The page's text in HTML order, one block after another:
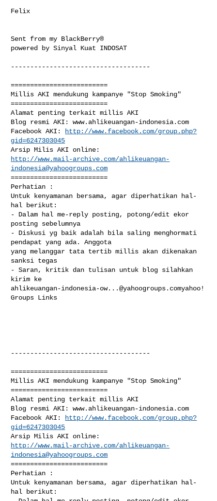
Felix
Sent from my BlackBerry®
powered by Sinyal Kuat INDOSAT
------------------------------------
=========================
Millis AKI mendukung kampanye "Stop Smoking"
=========================
Alamat penting terkait millis AKI
Blog resmi AKI: www.ahlikeuangan-indonesia.com
Facebook AKI:
http://www.facebook.com/group.php?
gid=6247303045
http://www.mail-archive.com/ahlikeuangan-
indonesia@yahoogroups.com
=========================
Perhatian :
Untuk kenyamanan bersama, agar diperhatikan hal-
hal berikut:
- Dalam hal me-reply posting, potong/edit ekor
posting sebelumnya
- Diskusi yg baik adalah bila saling menghormati
pendapat yang ada. Anggota
yang melanggar tata tertib millis akan dikenakan
sanksi tegas
- Saran, kritik dan tulisan untuk blog silahkan
ahlikeuangan-indonesia-ow...@yahoogroups.comyahoo!
Groups Links
------------------------------------
=========================
Millis AKI mendukung kampanye "Stop Smoking"
=========================
Alamat penting terkait millis AKI
Blog resmi AKI: www.ahlikeuangan-indonesia.com
Facebook AKI:
http://www.facebook.com/group.php?
gid=6247303045
http://www.mail-archive.com/ahlikeuangan-
indonesia@yahoogroups.com
=========================
Perhatian :
Untuk kenyamanan bersama, agar diperhatikan hal-
hal berikut: